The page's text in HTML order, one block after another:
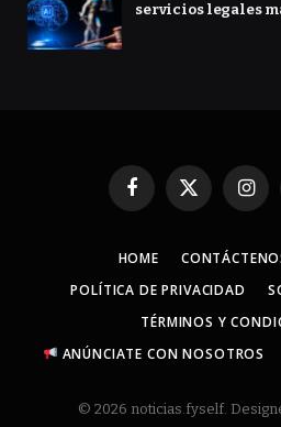
servicios legales
Facebook
X
HOME
POLÍTICA DE PRIVACIDAD
TÉRMINOS Y
ANÚNCIATE CON NOSOTROS
© 2026 noticias.fyself.